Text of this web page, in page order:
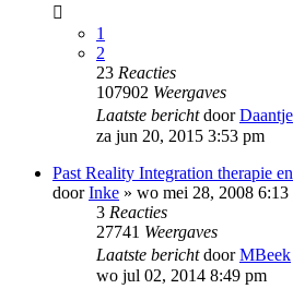
1
2
23 Reacties
107902 Weergaves
Laatste berichtdoorDaantje
za jun 20, 2015 3:53 pm
Past Reality Integration therapie
doorInke » wo mei 28, 2008 6:13
3 Reacties
27741 Weergaves
Laatste berichtdoorMBeek
wo jul 02, 2014 8:49 pm